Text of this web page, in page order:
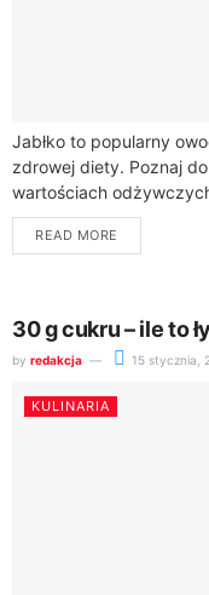
Jabłko to popularny
zdrowej diety. Poznaj
wartościach
wielkości jabłko
READ MORE
30 g cukru – ile to
by redakcja 15 stycznia,
KULINARIA